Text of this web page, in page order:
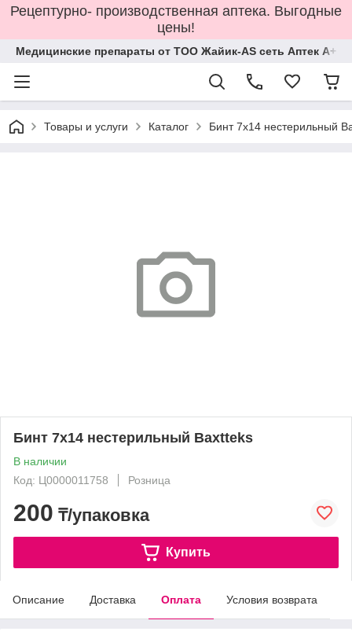
Рецептурно- производственная аптека. Выгодные
цены!
Медицинские препараты от ТОО Жайик-AS сеть Аптек А+
Товары и услуги Каталог Бинт 7х14 нестерильный
Бинт 7х14 нестерильный Вахtteks
В наличии
Код: Ц0000011758
Розница
200 ₸/упаковка
Купить
Описание Доставка Оплата Условия возврата